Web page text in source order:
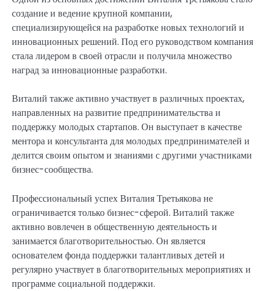
создание и ведение крупной компании,
специализирующейся на разработке новых технологий и
инновационных решений. Под его руководством компания
стала лидером в своей отрасли и получила множество
наград за инновационные разработки.
Виталий также активно участвует в различных проектах,
направленных на развитие предпринимательства и
поддержку молодых стартапов. Он выступает в качестве
ментора и консультанта для молодых предпринимателей и
делится своим опытом и знаниями с другими участниками
бизнес-сообщества.
Профессиональный успех Виталия Третьякова не
ограничивается только бизнес-сферой. Виталий также
активно вовлечен в общественную деятельность и
занимается благотворительностью. Он является
основателем фонда поддержки талантливых детей и
регулярно участвует в благотворительных мероприятиях и
программе социальной поддержки.